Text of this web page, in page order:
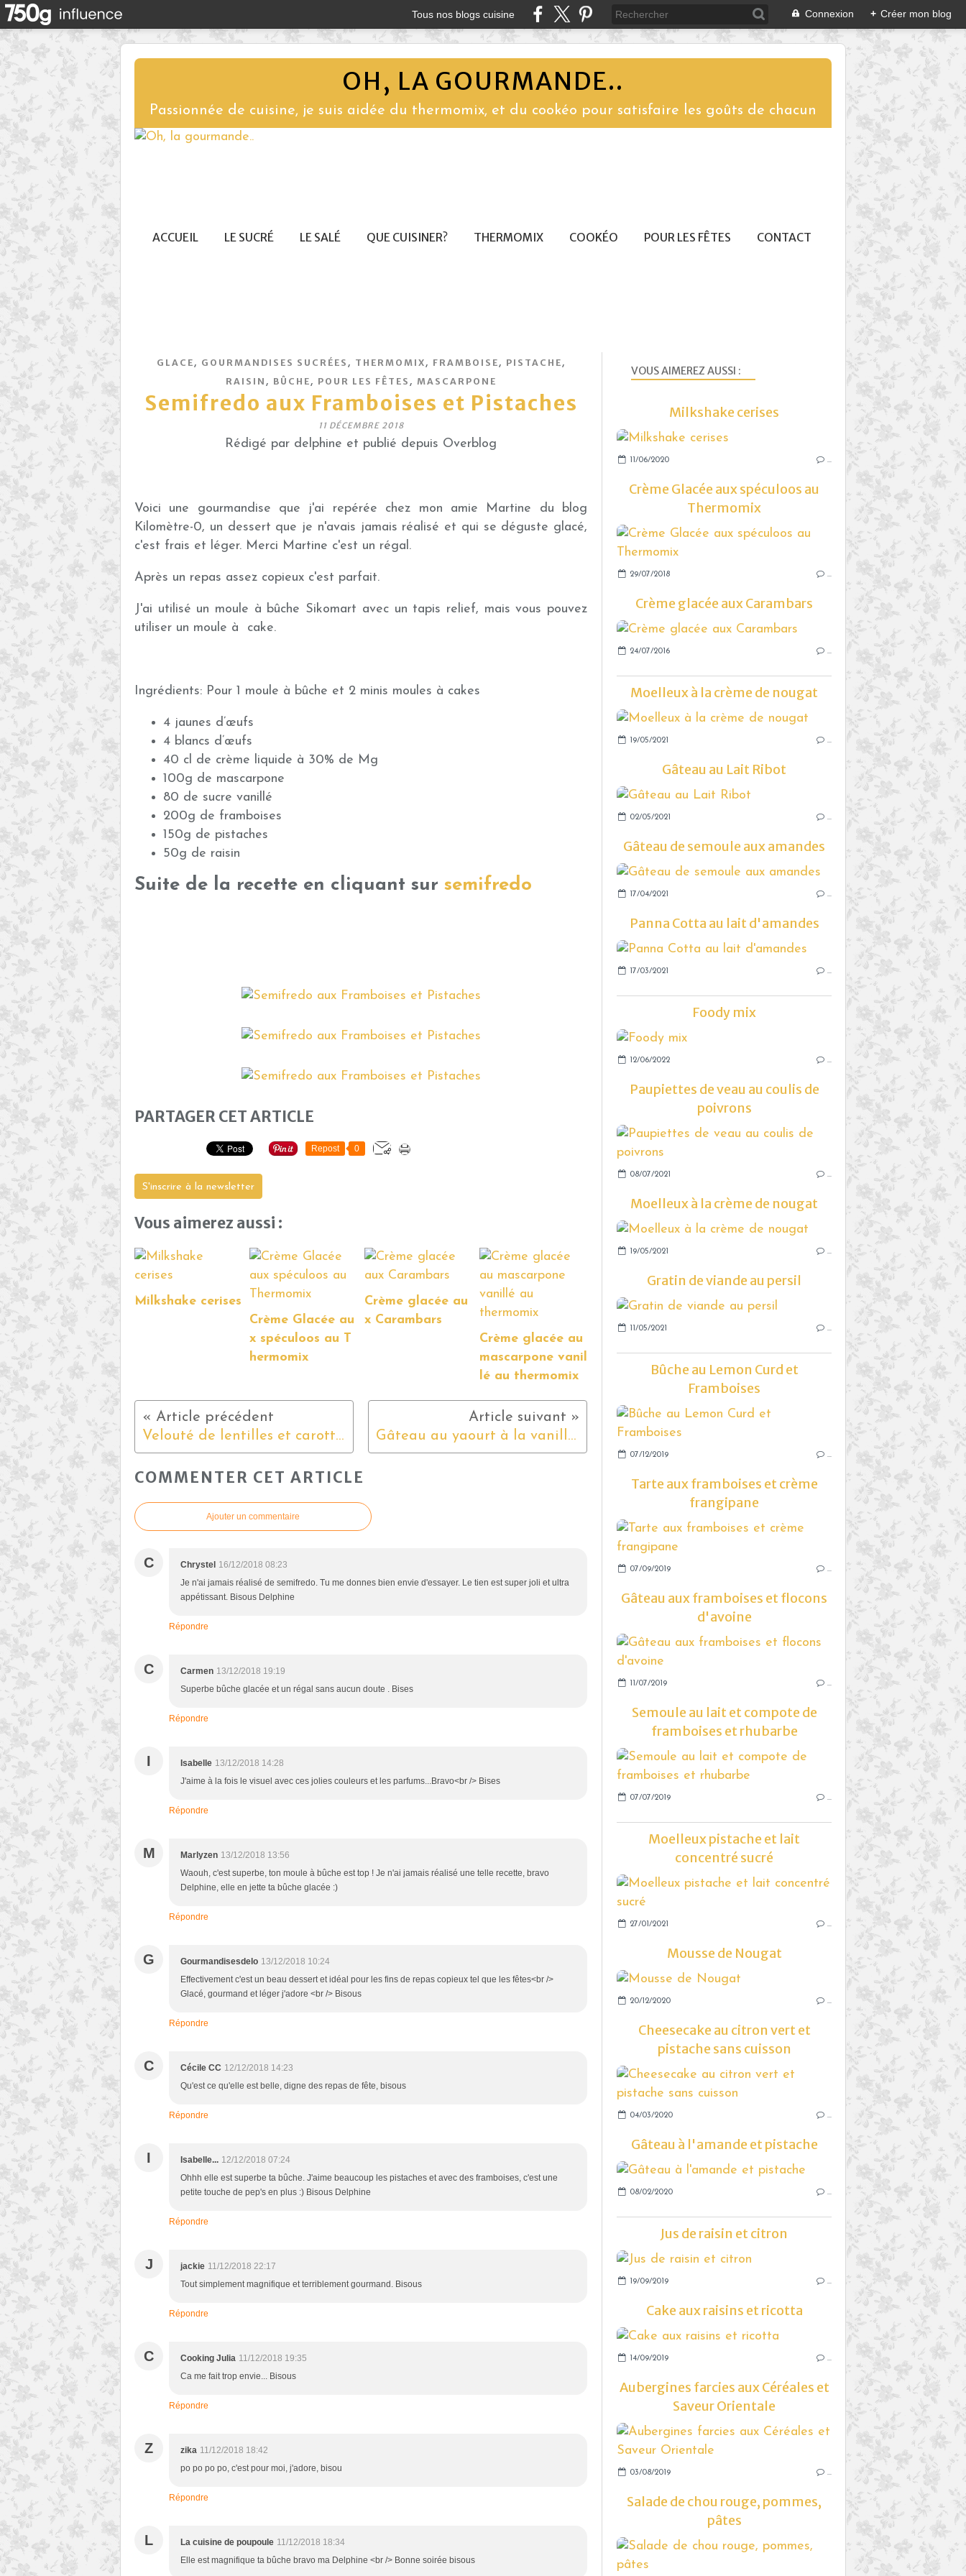
Tous nos blogs cuisine Connexion + Créer mon blog
OH, LA GOURMANDE..
Passionnée de cuisine, je suis aidée du thermomix, et du cookéo pour satisfaire les goûts de chacun
ACCUEIL LE SUCRÉ LE SALÉ QUE CUISINER? THERMOMIX COOKÉO POUR LES FÊTES CONTACT
GLACE, GOURMANDISES SUCRÉES , THERMOMIX, FRAMBOISE, PISTACHE,
RAISIN , BÛCHE, POUR LES FÊTES , MASCARPONE
Semifredo aux Framboises et Pistaches
11 DÉCEMBRE 2018
Rédigé par delphine et publié depuis Overblog
Voici une gourmandise que j'ai repérée chez mon amie Martine du blog
Kilomètre-0, un dessert que je n'avais jamais réalisé et qui se déguste glacé,
c'est frais et léger. Merci Martine c'est un régal.
Après un repas assez copieux c'est parfait.
J'ai utilisé un moule à bûche Sikomart avec un tapis relief, mais vous pouvez
utiliser un moule à cake.
Ingrédients: Pour 1 moule à bûche et 2 minis moules à cakes
4 jaunes d’œufs
4 blancs d’œufs
40 cl de crème liquide à 30% de Mg
100g de mascarpone
80 de sucre vanillé
200g de framboises
150g de pistaches
50g de raisin
Suite de la recette en cliquant sur semifredo
PARTAGER CET ARTICLE
Repost 0
S'inscrire à la newsletter
Vous aimerez aussi :
Milkshake cerises
Crème Glacée au
x spéculoos au T
hermomix
Crème glacée au
x Carambars
Crème glacée au
mascarpone vanil
lé au thermomix
Velouté de lentilles et carottes Gâteau au yaourt à la vanille, décoré de sapins de Noël meringué
COMMENTER CET ARTICLE
Ajouter un commentaire
C Chrystel 16/12/2018 08:23
Je n'ai jamais réalisé de semifredo. Tu me donnes bien envie d'essayer. Le tien est super joli et ultra
appétissant. Bisous Delphine
Répondre
C Carmen 13/12/2018 19:19
Superbe bûche glacée et un régal sans aucun doute . Bises
Répondre
I Isabelle 13/12/2018 14:28
J'aime à la fois le visuel avec ces jolies couleurs et les parfums...Bravo<br /> Bises
Répondre
M Marlyzen 13/12/2018 13:56
Waouh, c'est superbe, ton moule à bûche est top ! Je n'ai jamais réalisé une telle recette, bravo
Delphine, elle en jette ta bûche glacée :)
Répondre
G Gourmandisesdelo 13/12/2018 10:24
Effectivement c'est un beau dessert et idéal pour les fins de repas copieux tel que les fêtes<br />
Glacé, gourmand et léger j'adore <br /> Bisous
Répondre
C Cécile CC 12/12/2018 14:23
Qu'est ce qu'elle est belle, digne des repas de fête, bisous
Répondre
I Isabelle... 12/12/2018 07:24
Ohhh elle est superbe ta bûche. J'aime beaucoup les pistaches et avec des framboises, c'est une
petite touche de pep's en plus :) Bisous Delphine
Répondre
J jackie 11/12/2018 22:17
Tout simplement magnifique et terriblement gourmand. Bisous
Répondre
C Cooking Julia 11/12/2018 19:35
Ca me fait trop envie... Bisous
Répondre
Z zika 11/12/2018 18:42
po po po po, c'est pour moi, j'adore, bisou
Répondre
L La cuisine de poupoule 11/12/2018 18:34
Elle est magnifique ta bûche bravo ma Delphine <br /> Bonne soirée bisous
VOUS AIMEREZ AUSSI :
Milkshake cerises
11/06/2020 …
Crème Glacée aux spéculoos au
Thermomix
29/07/2018 …
Crème glacée aux Carambars
24/07/2016 …
Moelleux à la crème de nougat
19/05/2021 …
Gâteau au Lait Ribot
02/05/2021 …
Gâteau de semoule aux amandes
17/04/2021 …
Panna Cotta au lait d'amandes
17/03/2021 …
Foody mix
12/06/2022 …
Paupiettes de veau au coulis de
poivrons
08/07/2021 …
Moelleux à la crème de nougat
19/05/2021 …
Gratin de viande au persil
11/05/2021 …
Bûche au Lemon Curd et
Framboises
07/12/2019 …
Tarte aux framboises et crème
frangipane
07/09/2019 …
Gâteau aux framboises et flocons
d'avoine
11/07/2019 …
Semoule au lait et compote de
framboises et rhubarbe
07/07/2019 …
Moelleux pistache et lait
concentré sucré
27/01/2021 …
Mousse de Nougat
20/12/2020 …
Cheesecake au citron vert et
pistache sans cuisson
04/03/2020 …
Gâteau à l'amande et pistache
08/02/2020 …
Jus de raisin et citron
19/09/2019 …
Cake aux raisins et ricotta
14/09/2019 …
Aubergines farcies aux Céréales et
Saveur Orientale
03/08/2019 …
Salade de chou rouge, pommes,
pâtes